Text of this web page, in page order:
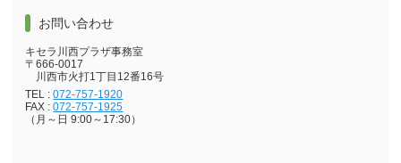
お問い合わせ
キセラ川西プラザ事務室
〒666-0017
川西市火打1丁目12番16号
TEL :072-757-1920
FAX :072-757-1925
（月～日 9:00～17:30）